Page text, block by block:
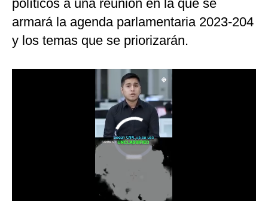
México
políticos a una reunión en la que se
armará la agenda parlamentaria 2023-204
y los temas que se priorizarán.